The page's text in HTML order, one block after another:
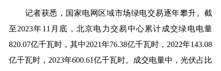
记者获悉，国家电网区域市场绿电交易逐年攀升。截
至2023年11 月底，北京电力交易中心累计成交绿电电量
820.07亿千瓦时，其中2021年76.38亿千瓦时， 2022年143.08
亿千瓦时， 2023年600.61亿千瓦时。成交电量中，光伏占比